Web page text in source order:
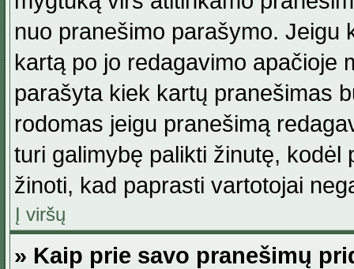
nuo pranešimo parašymo. Jeigu
kartą po jo redagavimo apačioje
parašyta kiek kartų pranešimas
rodomas jeigu pranešimą
turi galimybę palikti žinutę, kodėl
žinoti, kad paprasti vartotojai
Į viršų
» Kaip prie savo pranešimų